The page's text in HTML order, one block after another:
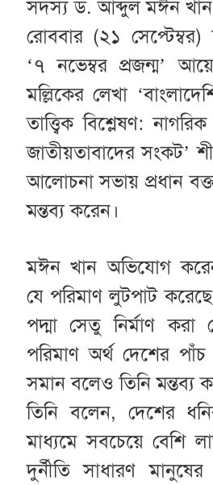
সদস্য ড. আব্দুল মঈন
রোববার (২১ সেপ্টেম্বর)
‘৭ নভেম্বর প্রজন্ম’
মল্লিকের লেখা
তাত্ত্বিক বিশ্লেষণ:
জাতীয়তাবাদের সংকট’
আলোচনা সভায় প্রধান
মন্তব্য করেন।
মঈন খান অভিযোগ
যে পরিমাণ লুটপাট
পদ্মা সেতু নির্মাণ
পরিমাণ অর্থ দেশের
সমান বলেও তিনি মন্তব্য
তিনি বলেন, দেশের
মাধ্যমে সবচেয়ে বেশি
দুর্নীতি সাধারণ